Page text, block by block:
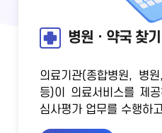
병원ㆍ약국 찾기
의료기관(종합병원, 병
등)이 의료서비스를 제
심사평가 업무를 수행하